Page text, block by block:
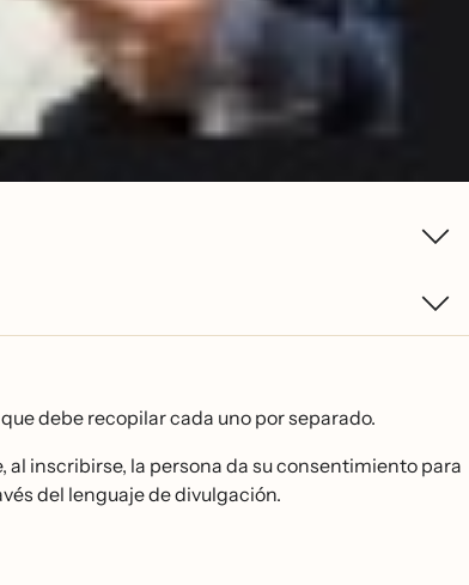
debe recopilar cada uno por separado.
inscribirse, la persona da su consentimiento para
del lenguaje de divulgación.